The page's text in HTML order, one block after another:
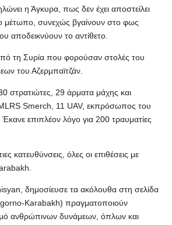
η Άγκυρα, πως δεν έχει αποστείλει
μέτωπο, συνεχώς βγαίνουν στο φως
αποδεικνύουν το αντίθετο.
τη Συρία που φορούσαν στολές του
του Αζερμπαϊτζάν.
στρατιώτες, 29 άρματα μάχης και
Smerch, 11 UAV, εκπρόσωπος του
επιπλέον λόγο για 200 τραυματίες
κατευθύνσεις, όλες οι επιθέσεις με
δημοσίευσε τα ακόλουθα στη σελίδα
Karabakh) πραγματοποιούν
ανθρώπινων δυνάμεων, όπλων και